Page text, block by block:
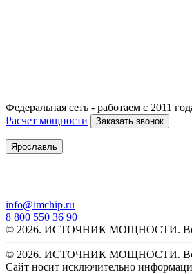
Федеральная сеть - работаем с 2011
Расчет мощности
Заказать звонок
Ярославль
info@imchip.ru
8 800 550 36 90
© 2026. ИСТОЧНИК МОЩНОСТИ. Все
© 2026. ИСТОЧНИК МОЩНОСТИ. Все
Сайт носит исключительно